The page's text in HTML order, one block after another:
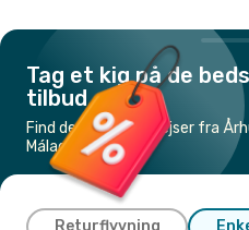
Tag et kig på de
tilbud
Find de billigste flyrejser fra
Málaga
Returflyvning